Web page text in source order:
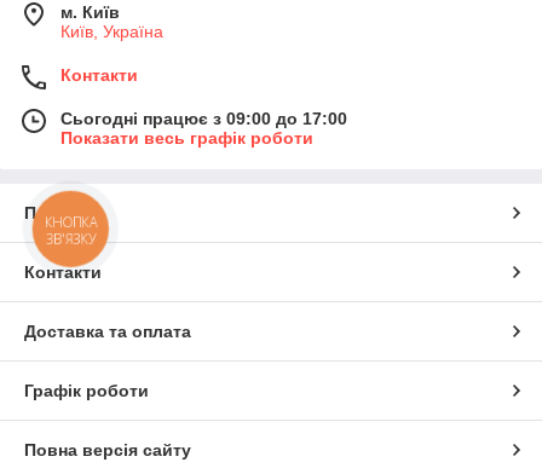
м. Київ
Київ, Україна
Контакти
Сьогодні працює з 09:00 до 17:00
Показати весь графік роботи
Про нас
Контакти
Доставка та оплата
Графік роботи
Повна версія сайту
КНОПКА
ЗВ'ЯЗКУ